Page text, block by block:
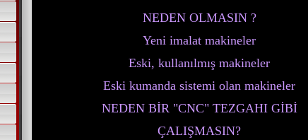
NEDEN OLMASIN ?
Yeni imalat makineler
Eski, kullanılmış makineler
Eski kumanda sistemi olan makineler
NEDEN BİR "CNC" TEZGAHI GİBİ
ÇALIŞMASIN?